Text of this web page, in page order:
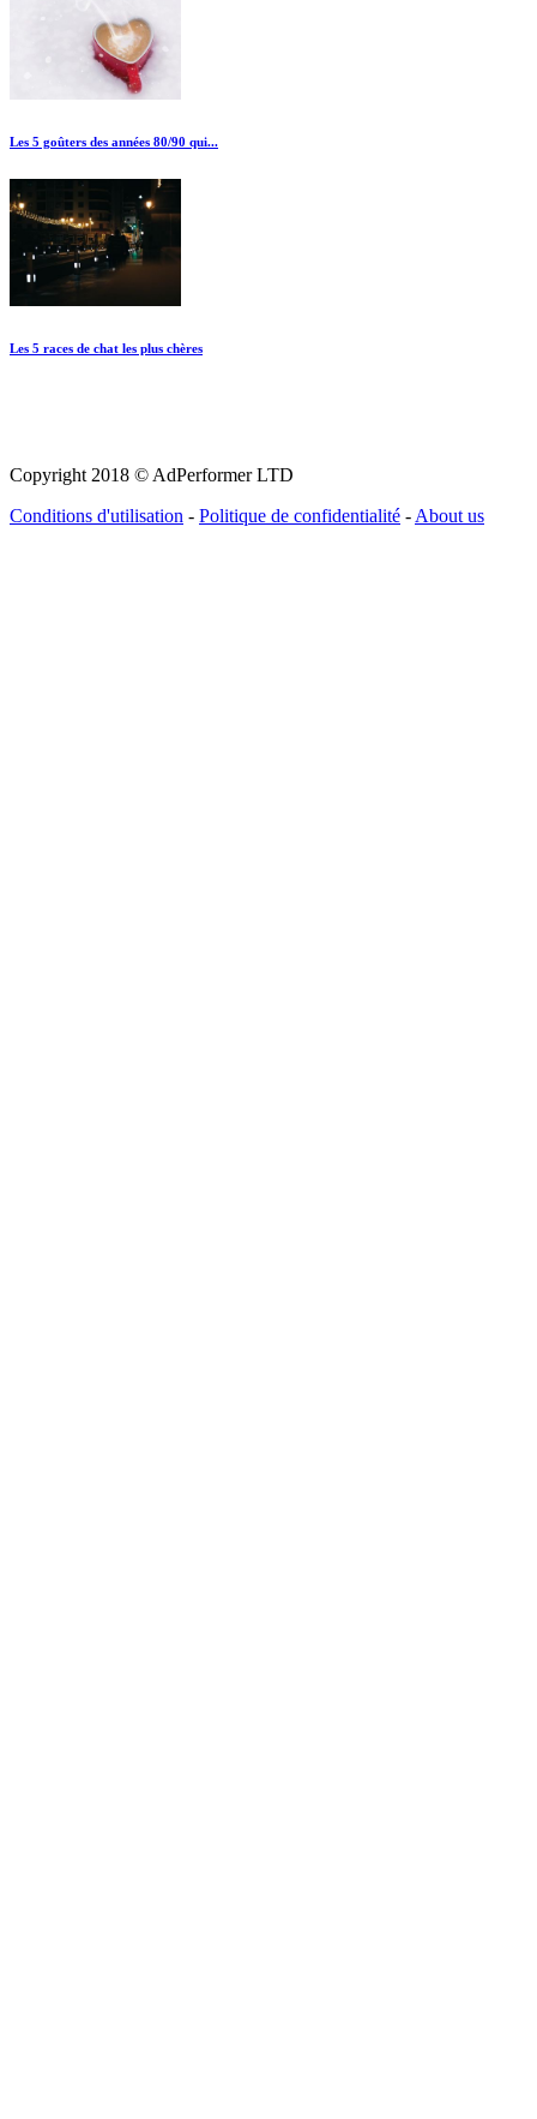
Les 5 goûters des années 80/90 qui...
Les 5 races de chat les plus chères
Copyright 2018 © AdPerformer LTD
Conditions d'utilisation - Politique de confidentialité - About us